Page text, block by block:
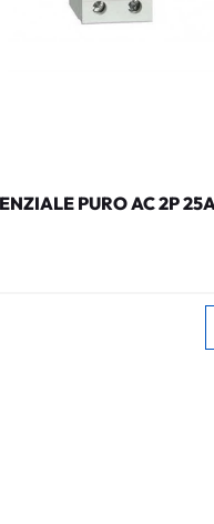
PURO AC 2P